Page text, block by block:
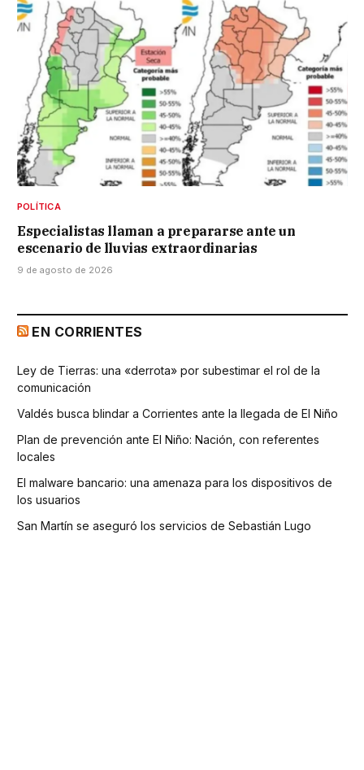
POLÍTICA
Especialistas llaman a prepararse ante un
escenario de lluvias extraordinarias
9 de agosto de 2026
EN CORRIENTES
Ley de Tierras: una «derrota» por subestimar el rol de la
comunicación
Valdés busca blindar a Corrientes ante la llegada de El Niño
Plan de prevención ante El Niño: Nación, con referentes
locales
El malware bancario: una amenaza para los dispositivos de
los usuarios
San Martín se aseguró los servicios de Sebastián Lugo